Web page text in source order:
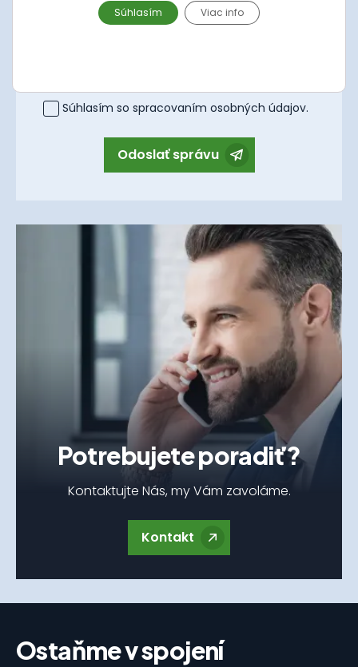
Súhlasím so spracovaním osobných údajov.
Odoslať správu
Potrebujete poradiť?
Kontaktujte Nás, my Vám zavoláme.
Kontakt
Ostaňme v spojení
Súhlasím Viac info